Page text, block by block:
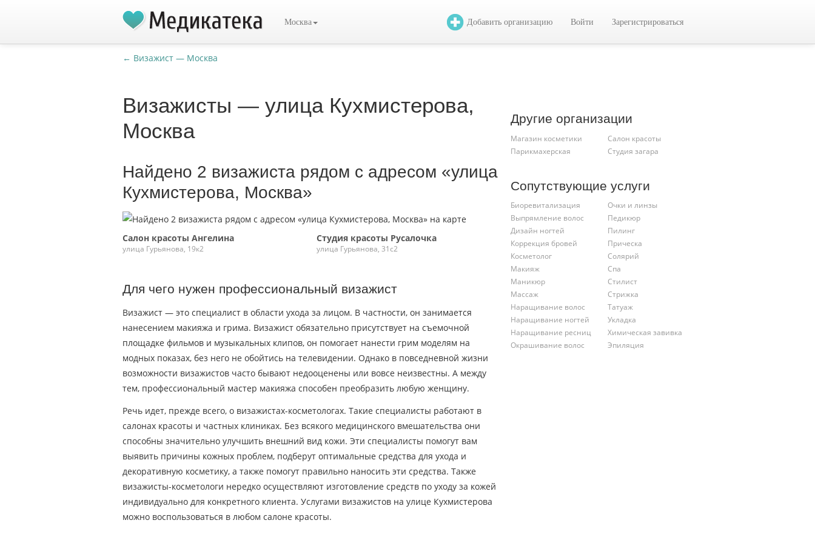
Москва Добавить организацию Войти Зарегистрироваться
← Визажист — Москва
Визажисты — улица Кухмистерова,
Москва
Найдено 2 визажиста рядом с адресом «улица
Кухмистерова, Москва»
Салон красоты Ангелина
улица Гурьянова, 19к2
Студия красоты Русалочка
улица Гурьянова, 31с2
Для чего нужен профессиональный визажист
Визажист — это специалист в области ухода за лицом. В частности, он занимается
нанесением макияжа и грима. Визажист обязательно присутствует на съемочной
площадке фильмов и музыкальных клипов, он помогает нанести грим моделям на
модных показах, без него не обойтись на телевидении. Однако в повседневной жизни
возможности визажистов часто бывают недооценены или вовсе неизвестны. А между
тем, профессиональный мастер макияжа способен преобразить любую женщину.
Речь идет, прежде всего, о визажистах-косметологах. Такие специалисты работают в
салонах красоты и частных клиниках. Без всякого медицинского вмешательства они
способны значительно улучшить внешний вид кожи. Эти специалисты помогут вам
выявить причины кожных проблем, подберут оптимальные средства для ухода и
декоративную косметику, а также помогут правильно наносить эти средства. Также
визажисты-косметологи нередко осуществляют изготовление средств по уходу за кожей
индивидуально для конкретного клиента. Услугами визажистов на улице Кухмистерова
можно воспользоваться в любом салоне красоты.
Другие организации
Магазин косметики
Парикмахерская
Салон красоты
Студия загара
Сопутствующие услуги
Биоревитализация
Выпрямление волос
Дизайн ногтей
Коррекция бровей
Косметолог
Макияж
Маникюр
Массаж
Наращивание волос
Наращивание ногтей
Наращивание ресниц
Окрашивание волос
Очки и линзы
Педикюр
Пилинг
Прическа
Солярий
Спа
Стилист
Стрижка
Татуаж
Укладка
Химическая завивка
Эпиляция